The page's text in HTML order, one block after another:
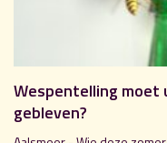
Wespentelling moet
gebleven?